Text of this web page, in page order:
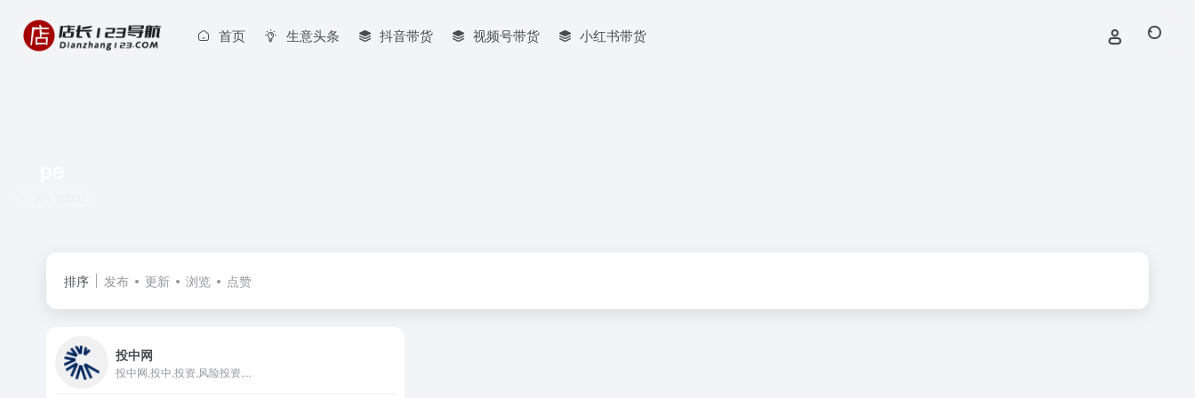
首页 生意头条 抖音带货 视频号带货 小红书带货
排序 发布 更新 浏览 点赞
投中网
投中网,投中,投资,风险投资,...